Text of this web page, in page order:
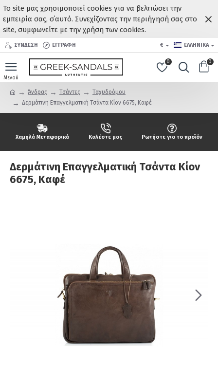
Το site μας χρησιμοποιεί cookies για να βελτιώσει την
εμπειρία σας, σ΄αυτό. Συνεχίζοντας την περιήγησή σας στο
site, συμφωνείτε με την χρήση των cookies.
ΣΥΝΔΕΣΗ ΕΓΓΡΑΦΗ € ΕΛΛΗΝΙΚΆ
0 0
Άνδρας Τσάντες
Ταχυδρόμου
Δερμάτινη Επαγγελματική Τσάντα Κίον 6675, Καφέ
Χαμηλά Μεταφορικά Καλέστε μας Ρωτήστε για το προϊόν
Δερμάτινη Επαγγελματική Τσάντα Κίον
6675, Καφέ